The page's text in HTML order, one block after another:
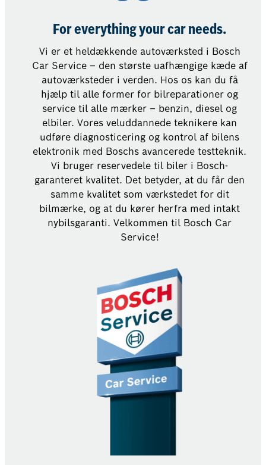
For everything your car needs.
Vi er et heldækkende autoværksted i Bosch
Car Service – den største uafhængige kæde af
autoværksteder i verden. Hos os kan du få
hjælp til alle former for bilreparationer og
service til alle mærker – benzin, diesel og
elbiler. Vores veluddannede teknikere kan
udføre diagnosticering og kontrol af bilens
elektronik med Boschs avancerede testteknik.
Vi bruger reservedele til biler i Bosch-
garanteret kvalitet. Det betyder, at du får den
samme kvalitet som værkstedet for dit
bilmærke, og at du kører herfra med intakt
nybilsgaranti. Velkommen til Bosch Car
Service!